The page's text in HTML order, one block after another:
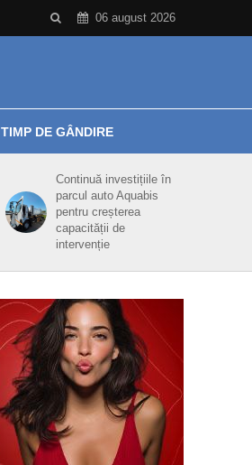
06 august 2026
TIMP DE GÂNDIRE
Continuă investițiile în
parcul auto Aquabis
pentru creșterea
capacității de
intervenție